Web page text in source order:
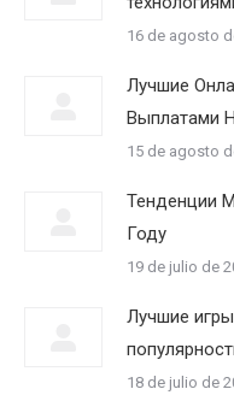
16 de agosto
Лучшие
Выплатами
15 de agosto
Тенденции
Году
19 de julio de
Лучшие
18 de julio de